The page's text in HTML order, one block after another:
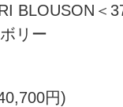
BLOUSON＜
リー
円)